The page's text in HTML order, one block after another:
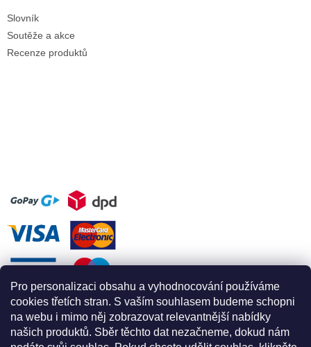
Pro personalizaci obsahu a vyhodnocování používáme
cookies třetích stran. S vaším souhlasem budeme schopni
na webu i mimo něj zobrazovat relevantnější nabídky
našich produktů. Sběr těchto dat nezačneme, dokud nám
Slovník
Soutěže a akce
Recenze produktů